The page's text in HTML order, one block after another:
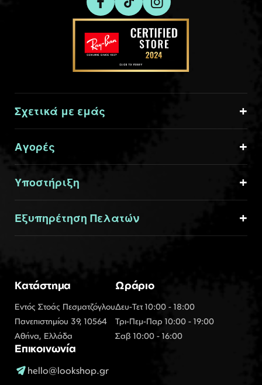
Σχετικά με εμάς
Αγορές
Υποστήριξη
Εξυπηρέτηση Πελατών
Κατάστημα
Εντός Στοάς Πεσματζόγλου
Πανεπιστημίου 39, 10564
Αθήνα, Ελλάδα
Ωράριο
Δευ-Τετ 10:00 - 18:00
Τρι-Πεμ-Παρ 10:00 - 19:00
Σαβ 10:00 - 16:00
Επικοινωνία
hello@lookshop.gr